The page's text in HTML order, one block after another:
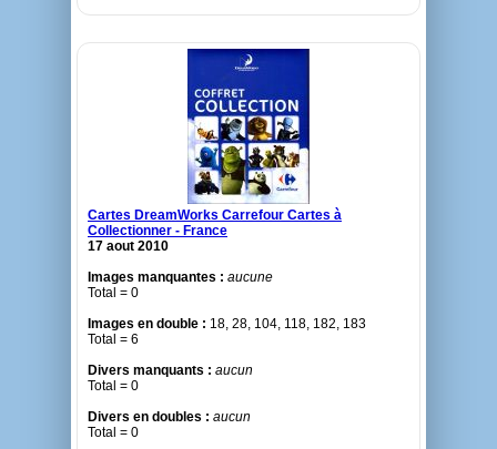
Cartes DreamWorks Carrefour Cartes à
Collectionner - France
17 aout 2010
Images manquantes : aucune
Total = 0
Images en double : 18, 28, 104, 118, 182, 183
Total = 6
Divers manquants : aucun
Total = 0
Divers en doubles : aucun
Total = 0